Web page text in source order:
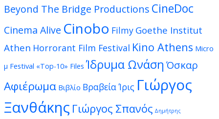
Beyond The Bridge Productions CineDoc
Cinema Alive Cinobo Filmy Goethe Institut
Athen Horrorant Film Festival Kino Athens Micro
μ Festival «Top-10» Files Ίδρυμα Ωνάση Όσκαρ
Αφιέρωμα Βιβλίο Βραβεία Ίρις Γιώργος
Ξανθάκης Γιώργος Σπανός Δημήτρης